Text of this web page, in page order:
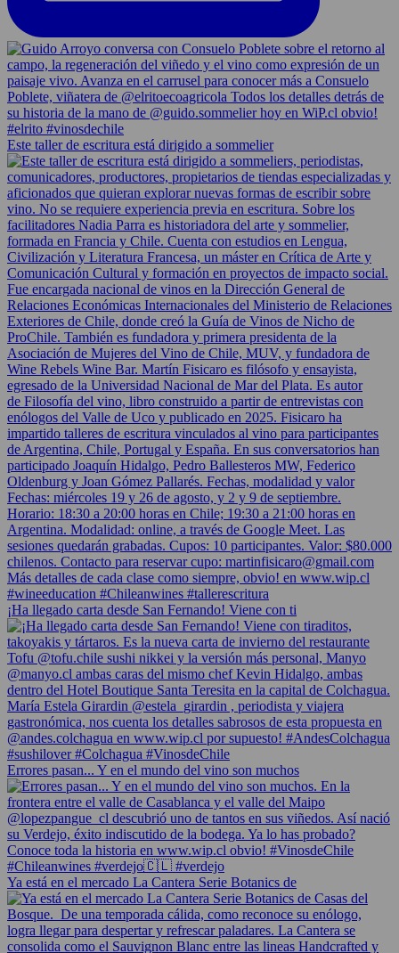
Este taller de escritura está dirigido a sommelier
¡Ha llegado carta desde San Fernando! Viene con ti
Errores pasan... Y en el mundo del vino son muchos
Ya está en el mercado La Cantera Serie Botanics de